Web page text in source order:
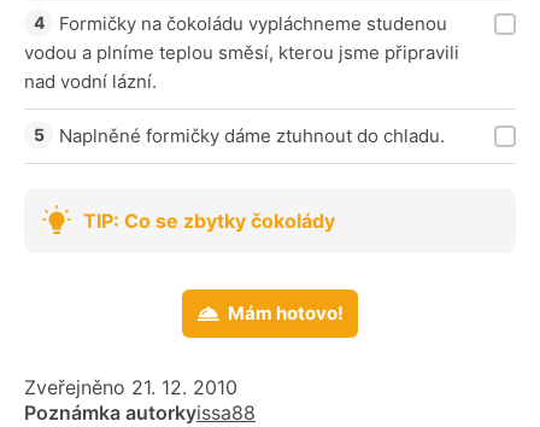
Formičky na čokoládu vypláchneme studenou
vodou a plníme teplou směsí, kterou jsme připravili
nad vodní lázní.
Naplněné formičky dáme ztuhnout do chladu.
TIP: Co se zbytky čokolády
Mám hotovo!
Zveřejněno 21. 12. 2010
Poznámka autorkyissa88